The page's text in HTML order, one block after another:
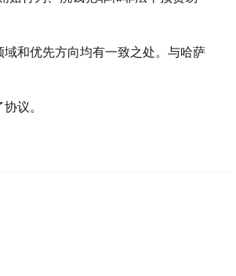
和优先方向均有一致之处。与哈萨
议。